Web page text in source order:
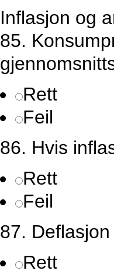
Inflasjon og
85.
Rett
Feil
86. Hvis
Rett
Feil
87.
Rett